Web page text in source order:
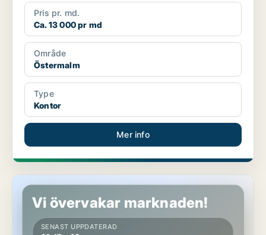
Pris pr. md.
Ca. 13 000 pr md
Område
Östermalm
Type
Kontor
Mer info
Butikslokal i Västerort
Vi övervakar marknaden!
SENAST UPPDATERAD